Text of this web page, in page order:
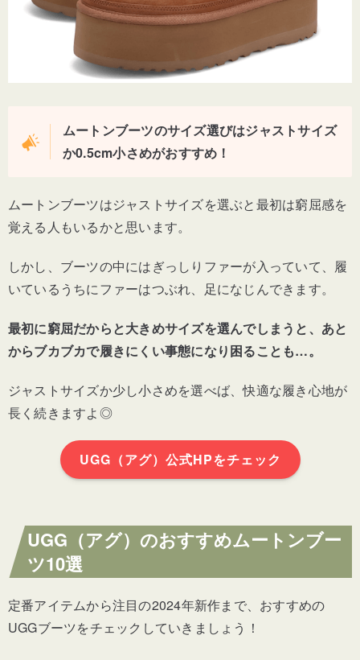
ムートンブーツのサイズ選びはジャストサイズ
か0.5cm小さめがおすすめ！
ムートンブーツはジャストサイズを選ぶと最初は窮屈感を
覚える人もいるかと思います。
しかし、ブーツの中にはぎっしりファーが入っていて、履
いているうちにファーはつぶれ、足になじんできます。
最初に窮屈だからと大きめサイズを選んでしまうと、あと
からブカブカで履きにくい事態になり困ることも…。
ジャストサイズか少し小さめを選べば、快適な履き心地が
長く続きますよ◎
UGG（アグ）公式HPをチェック
UGG（アグ）のおすすめムートンブー
ツ10選
定番アイテムから注目の2024年新作まで、おすすめの
UGGブーツをチェックしていきましょう！